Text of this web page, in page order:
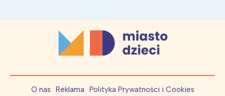
O nas Reklama Polityka Prywatności i Cookies